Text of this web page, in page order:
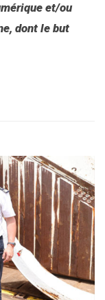
et/ou
dont le but